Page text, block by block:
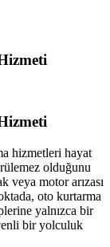
hizmetleri hayat
olduğunu
motor arızası
oto kurtarma
yalnızca bir
bir yolculuk